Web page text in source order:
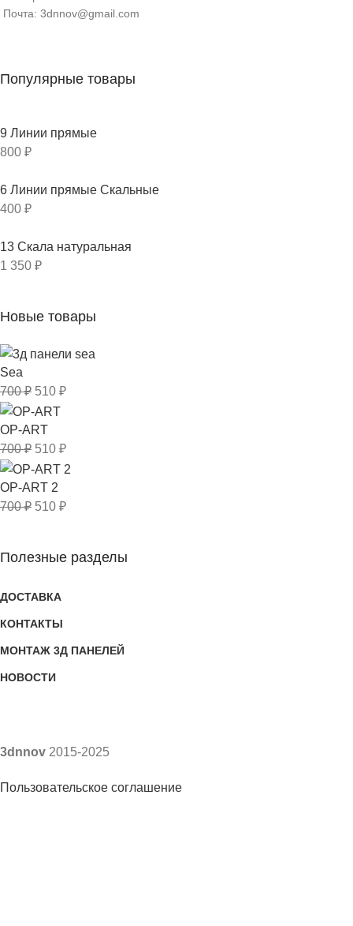
Почта: 3dnnov@gmail.com
Популярные товары
9 Линии прямые
800 ₽
6 Линии прямые Скальные
400 ₽
13 Скала натуральная
1 350 ₽
Новые товары
Sea
700₽ 510 ₽
OP-ART
700₽ 510 ₽
OP-ART 2
700₽ 510 ₽
Полезные разделы
ДОСТАВКА
КОНТАКТЫ
МОНТАЖ 3Д ПАНЕЛЕЙ
НОВОСТИ
3dnnov 2015-2025
Пользовательское соглашение